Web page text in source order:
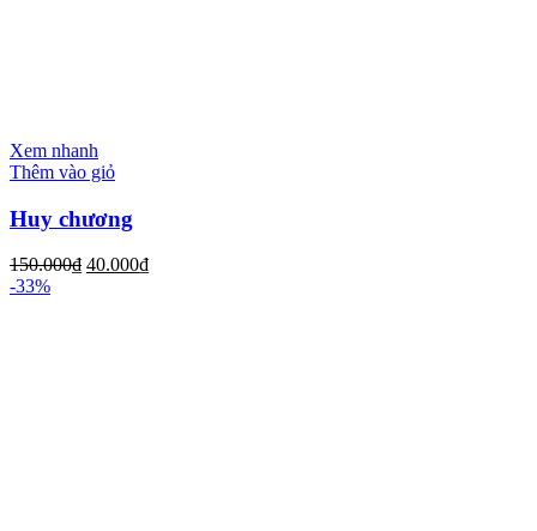
Xem nhanh
Thêm vào giỏ
Huy chương
150.000₫ 40.000₫
-33%